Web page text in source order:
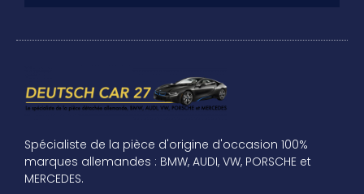
Spécialiste de la pièce d'origine d'occasion 100%
marques allemandes : BMW, AUDI, VW, PORSCHE et
MERCEDES.